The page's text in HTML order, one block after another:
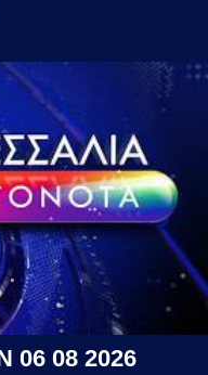
06 08 2026